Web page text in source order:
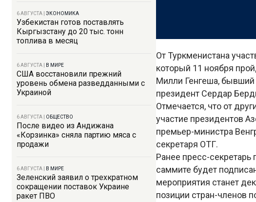
6 АВГУСТА ЭКОНОМИКА
Узбекистан готов поставлять
Кыргызстану до 20 тыс. тонн
топлива в месяц
6 АВГУСТА В МИРЕ
США восстановили прежний
уровень обмена разведданными с
Украиной
6 АВГУСТА ОБЩЕСТВО
После видео из Андижана
«Корзинка» сняла партию мяса с
продажи
6 АВГУСТА В МИРЕ
Зеленский заявил о трехкратном
сокращении поставок Украине
ракет ПВО
От Туркменистана
который 11 ноября
Милли Генгеша,
президент Сердар
Отмечается, что от
участие президентов
премьер-министра
секретаря ОТГ.
Ранее пресс-
саммите будет
мероприятия станет
позиции стран-членов